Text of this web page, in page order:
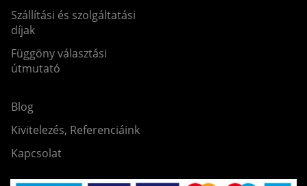
Szállítási és szolgáltatási
díjak
Függöny választási
útmutató
Blog
Kivitelezés, Referenciáink
Kapcsolat